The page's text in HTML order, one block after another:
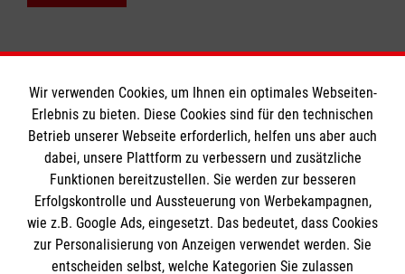
Informationen
Impressum
Datenschutz
Barrierefreiheit
Die Malteser
Wir verwenden Cookies, um Ihnen ein optimales Webseiten-
Erlebnis zu bieten. Diese Cookies sind für den technischen
Betrieb unserer Webseite erforderlich, helfen uns aber auch
dabei, unsere Plattform zu verbessern und zusätzliche
Funktionen bereitzustellen. Sie werden zur besseren
Erfolgskontrolle und Aussteuerung von Werbekampagnen,
wie z.B. Google Ads, eingesetzt. Das bedeutet, dass Cookies
zur Personalisierung von Anzeigen verwendet werden. Sie
entscheiden selbst, welche Kategorien Sie zulassen